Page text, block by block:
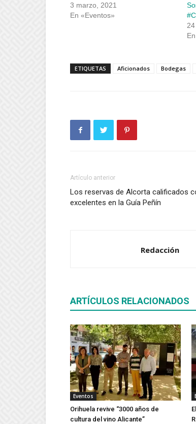
3 marzo, 2021
En «Eventos»
ETIQUETAS Aficionados Bodegas
Artículo anterior
Los reservas de Alcorta calificados
excelentes en la Guía Peñín
Redacción
ARTÍCULOS RELACIONADOS
Eventos
Orihuela revive “3000 años de
cultura del vino Alicante”